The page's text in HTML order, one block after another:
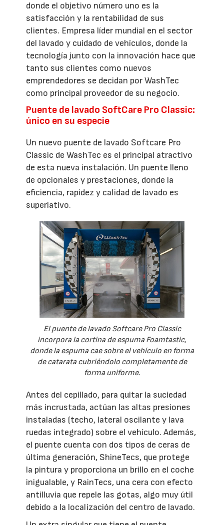
donde el objetivo número uno es la
satisfacción y la rentabilidad de sus
clientes. Empresa líder mundial en el sector
del lavado y cuidado de vehículos, donde la
tecnología junto con la innovación hace que
tanto sus clientes como nuevos
emprendedores se decidan por WashTec
como principal proveedor de su negocio.
Puente de lavado SoftCare Pro Classic:
único en su especie
Un nuevo puente de lavado Softcare Pro
Classic de WashTec es el principal atractivo
de esta nueva instalación. Un puente lleno
de opcionales y prestaciones, donde la
eficiencia, rapidez y calidad de lavado es
superlativo.
El puente de lavado Softcare Pro Classic
incorpora la cortina de espuma Foamtastic,
donde la espuma cae sobre el vehículo en forma
de catarata cubriéndolo completamente de
forma uniforme.
Antes del cepillado, para quitar la suciedad
más incrustada, actúan las altas presiones
instaladas (techo, lateral oscilante y lava
ruedas integrado) sobre el vehículo. Además,
el puente cuenta con dos tipos de ceras de
última generación, ShineTecs, que protege
la pintura y proporciona un brillo en el coche
inigualable, y RainTecs, una cera con efecto
antilluvia que repele las gotas, algo muy útil
debido a la localización del centro de lavado.